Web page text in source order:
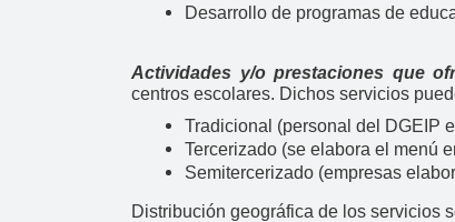
Desarrollo de programas de
Actividades y/o prestaciones que
centros escolares. Dichos servicios
Tradicional (personal del DGEIP
Tercerizado (se elabora el menú
Semitercerizado (empresas
Distribución geográfica de los servicios